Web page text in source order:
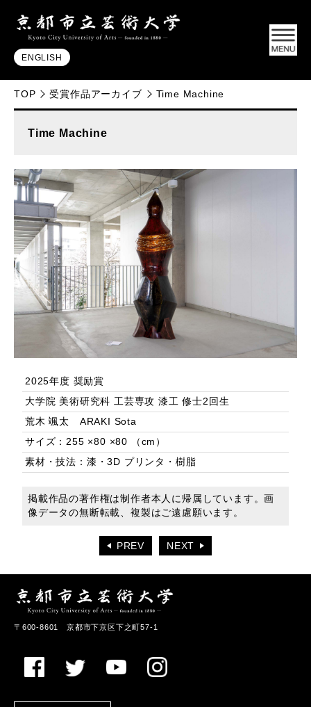
ENGLISH
TOP 受賞作品アーカイブ Time Machine
Time Machine
2025年度 奨励賞
大学院 美術研究科 工芸専攻 漆工 修士2回生
荒木 颯太 ARAKI Sota
サイズ：255 ×80 ×80 （cm）
素材・技法：漆・3D プリンタ・樹脂
掲載作品の著作権は制作者本人に帰属しています。画
像データの無断転載、複製はご遠慮願います。
PREV NEXT
〒600-8601 京都市下京区下之町57-1